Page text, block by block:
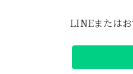
LINEまたは